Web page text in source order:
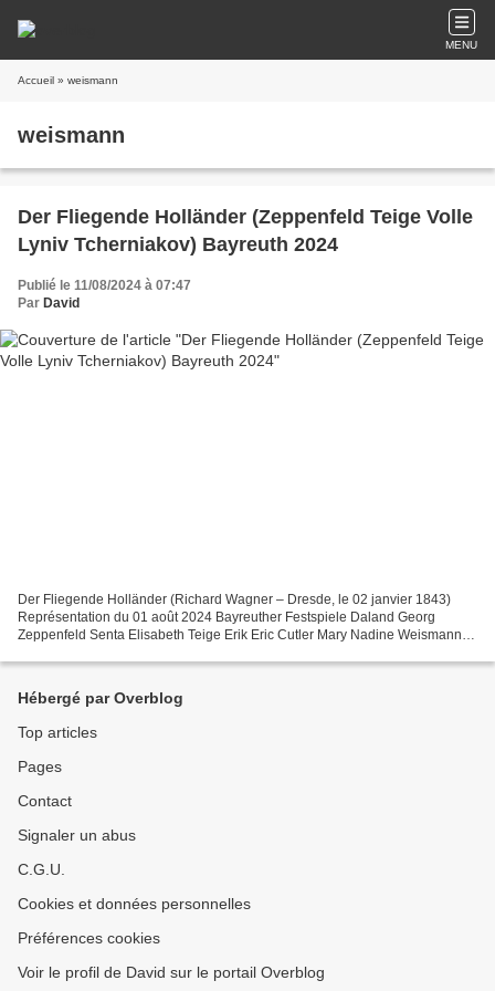
MENU
Accueil » weismann
weismann
Der Fliegende Holländer (Zeppenfeld Teige Volle
Lyniv Tcherniakov) Bayreuth 2024
Publié le 11/08/2024 à 07:47
Par David
Der Fliegende Holländer (Richard Wagner – Dresde, le 02 janvier 1843)
Représentation du 01 août 2024 Bayreuther Festspiele Daland Georg
Zeppenfeld Senta Elisabeth Teige Erik Eric Cutler Mary Nadine Weismann
Hébergé par Overblog
Top articles
Pages
Contact
Signaler un abus
C.G.U.
Cookies et données personnelles
Préférences cookies
Voir le profil de David sur le portail Overblog